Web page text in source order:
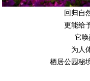
回归自
更能给
它
为人
栖居公园秘